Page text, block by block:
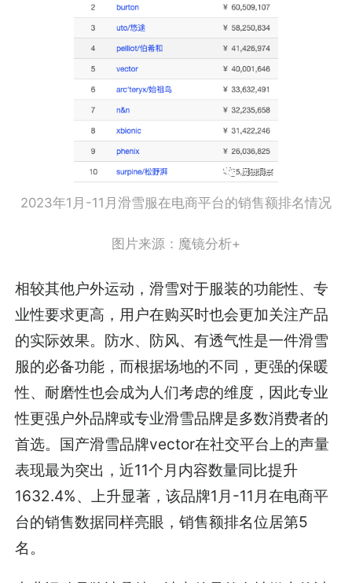
2023年1月-11月滑雪服在电商平台的销售额排名情况
图片来源：魔镜分析+
相较其他户外运动，滑雪对于服装的功能性、专
业性要求更高，用户在购买时也会更加关注产品
的实际效果。防水、防风、有透气性是一件滑雪
服的必备功能，而根据场地的不同，更强的保暖
性、耐磨性也会成为人们考虑的维度，因此专业
性更强户外品牌或专业滑雪品牌是多数消费者的
首选。国产滑雪品牌vector在社交平台上的声量
表现最为突出，近11个月内容数量同比提升
1632.4%、上升显著，该品牌1月-11月在电商平
台的销售数据同样亮眼，销售额排名位居第5
名。